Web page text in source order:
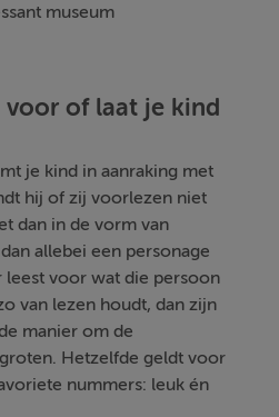
museum
voor of laat je kind
je kind in aanraking met
hij of zij voorlezen niet
dan in de vorm van
allebei een personage
leest voor wat die persoon
van lezen houdt, dan zijn
manier om de
Hetzelfde geldt voor
nummers: leuk én